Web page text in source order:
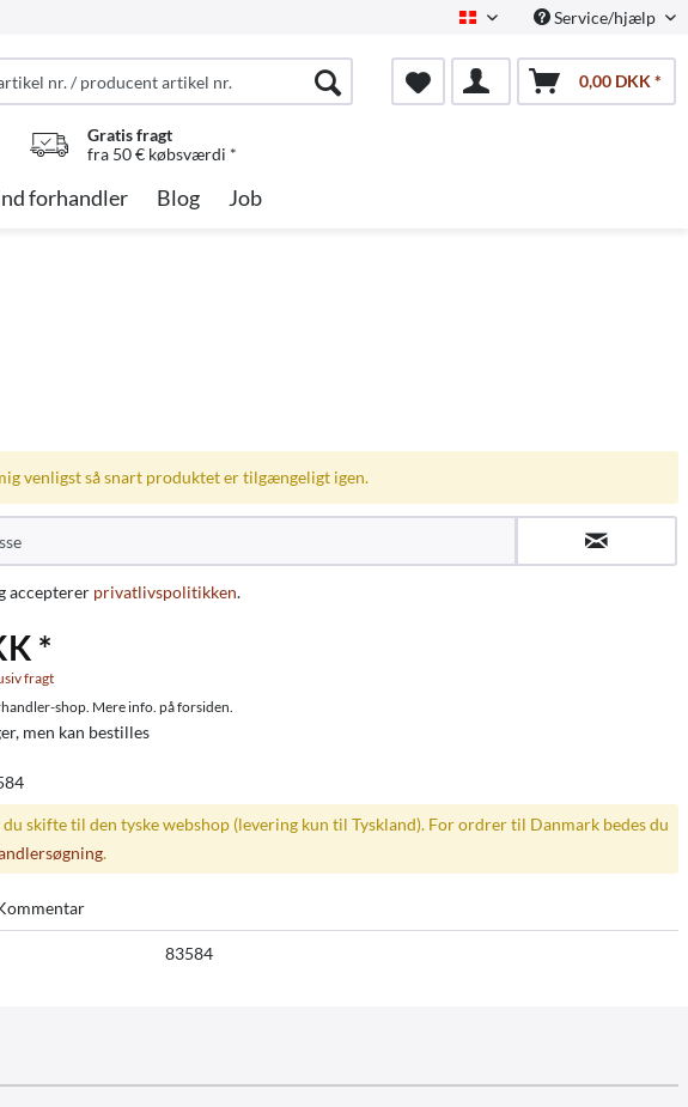
Dansk Service/hjælp
0,00 DKK *
Gratis fragt
fra 50 € købsværdi *
forhandler Blog Job
venligst så snart produktet er tilgængeligt igen.
accepterer privatlivspolitikken.
*
fragt
shop. Mere info. på forsiden.
men kan bestilles
skifte til den tyske webshop (levering kun til Tyskland). For ordrer til Danmark bedes du
.
83584